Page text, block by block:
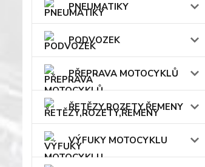
PNEUMATIKY
PODVOZEK
PŘEPRAVA MOTOCYKLŮ
ŘETĚZY,ROZETY,ŘEMENY
VÝFUKY MOTOCYKLU